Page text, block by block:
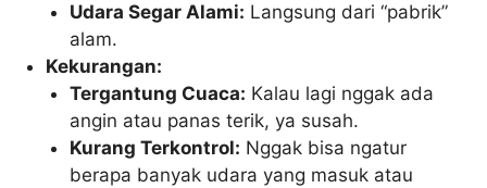
Udara Segar Alami: Langsung dari “pabrik”
alam.
Kekurangan:
Tergantung Cuaca: Kalau lagi nggak ada
angin atau panas terik, ya susah.
Kurang Terkontrol: Nggak bisa ngatur
berapa banyak udara yang masuk atau